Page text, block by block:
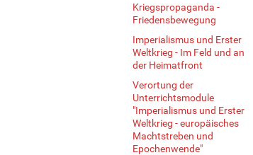
Kriegspropaganda -
Friedensbewegung
Imperialismus und Erster
Weltkrieg - Im Feld und an
der Heimatfront
Verortung der
Unterrichtsmodule
"Imperialismus und Erster
Weltkrieg - europäisches
Machtstreben und
Epochenwende"